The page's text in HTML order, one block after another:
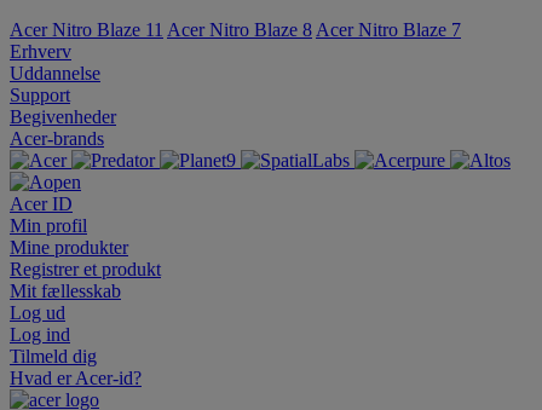
Acer Nitro Blaze 11 Acer Nitro Blaze 8 Acer Nitro Blaze 7
Erhverv
Uddannelse
Support
Begivenheder
Acer-brands
Acer ID
Min profil
Mine produkter
Registrer et produkt
Mit fællesskab
Log ud
Log ind
Tilmeld dig
Hvad er Acer-id?